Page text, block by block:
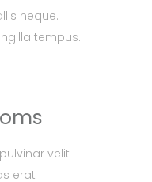
neque.
tempus.
velit
erat